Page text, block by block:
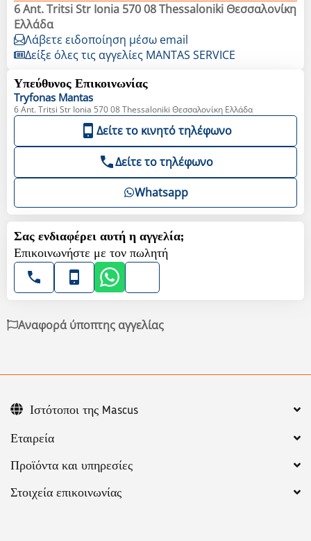
6 Ant. Tritsi Str Ionia 570 08 Thessaloniki Θεσσαλονίκη
Ελλάδα
Λάβετε ειδοποίηση μέσω email
Δείξε όλες τις αγγελίες MANTAS SERVICE
Υπεύθυνος Επικοινωνίας
Tryfonas Mantas
6 Ant. Tritsi Str Ionia 570 08 Thessaloniki Θεσσαλονίκη Ελλάδα
Δείτε το κινητό τηλέφωνο
Δείτε το τηλέφωνο
Whatsapp
Σας ενδιαφέρει αυτή η αγγελία;
Επικοινωνήστε με τον πωλητή
Αναφορά ύποπτης αγγελίας
Εταιρεία
Προϊόντα και υπηρεσίες
Στοιχεία επικοινωνίας
Ιστότοποι της Mascus